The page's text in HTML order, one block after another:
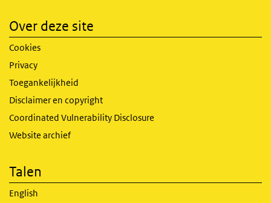
Over deze site
Cookies
Privacy
Toegankelijkheid
Disclaimer en copyright
Coordinated Vulnerability Disclosure
Website archief
Talen
English